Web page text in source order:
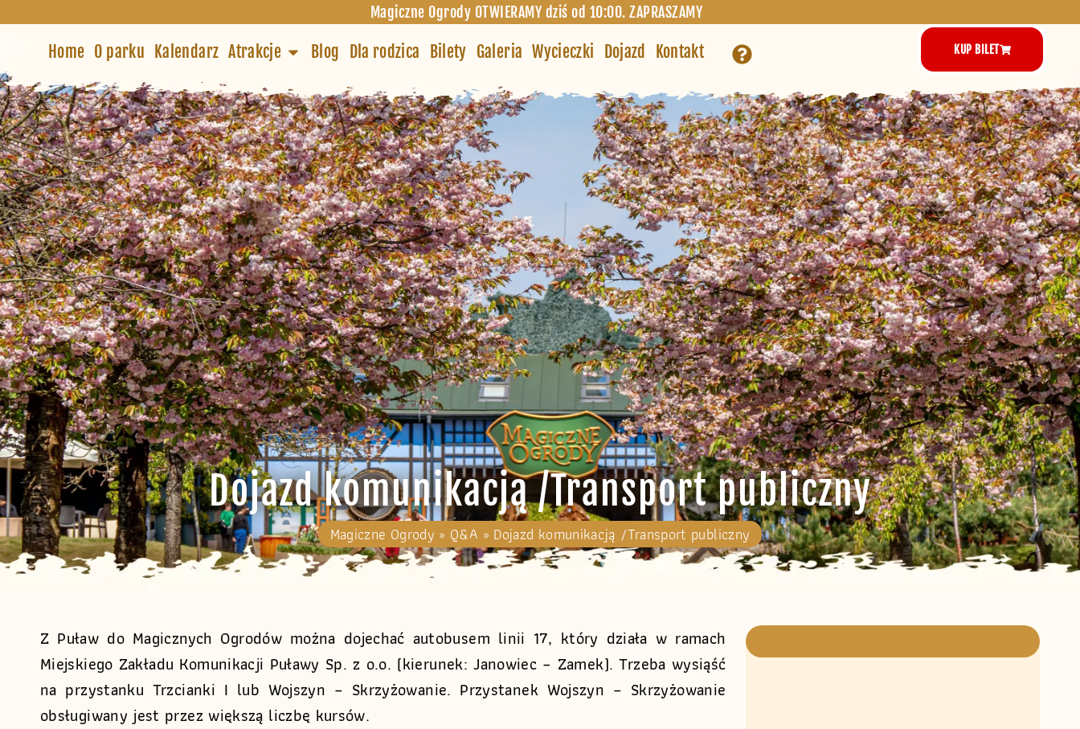
Magiczne Ogrody OTWIERAMY dziś od 10:00. ZAPRASZAMY
KUP BILET
Home O parku Kalendarz Atrakcje Blog Dla rodzica Bilety Galeria Wycieczki Dojazd Kontakt
Dojazd komunikacją /Transport publiczny
Magiczne Ogrody » Q&A » Dojazd komunikacją /Transport publiczny
Z Puław do Magicznych Ogrodów można dojechać autobusem linii 17, który działa w ramach
Miejskiego Zakładu Komunikacji Puławy Sp. z o.o. (kierunek: Janowiec – Zamek). Trzeba wysiąść
na przystanku Trzcianki I lub Wojszyn – Skrzyżowanie. Przystanek Wojszyn – Skrzyżowanie
obsługiwany jest przez większą liczbę kursów.